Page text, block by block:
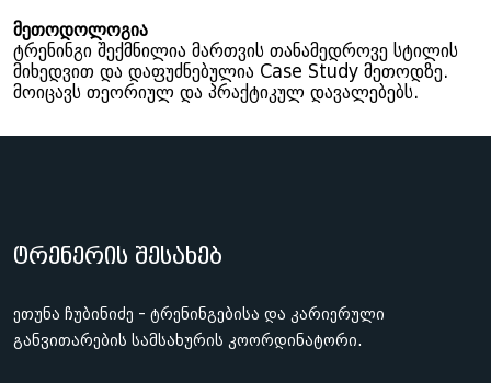
მეთოდოლოგია
ტრენინგი შექმნილია მართვის თანამედროვე სტილის
მიხედვით და დაფუძნებულია Case Study მეთოდზე.
მოიცავს თეორიულ და პრაქტიკულ დავალებებს.
ტრენერის შესახებ
ეთუნა ჩუბინიძე - ტრენინგებისა და კარიერული
განვითარების სამსახურის კოორდინატორი.